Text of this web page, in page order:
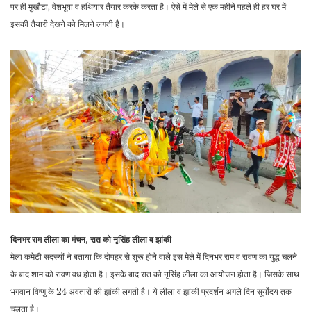
पर ही मुखौटा, वेशभूषा व हथियार तैयार करके करता है। ऐसे में मेले से एक महीने पहले ही हर घर में
इसकी तैयारी देखने को मिलने लगती है।
दिनभर राम लीला का मंचन, रात को नृसिंह लीला व झांकी
मेला कमेटी सदस्यों ने बताया कि दोपहर से शुरू होने वाले इस मेले में दिनभर राम व रावण का युद्ध चलने
के बाद शाम को रावण वध होता है। इसके बाद रात को नृसिंह लीला का आयोजन होता है। जिसके साथ
भगवान विष्णु के 24 अवतारों की झांकी लगती है। ये लीला व झांकी प्रदर्शन अगले दिन सूर्योदय तक
चलता है।